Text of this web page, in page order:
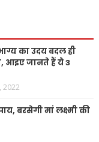
का उदय बदल ही
आइए जानते हैं ये 3
2022
बरसेगी मां लक्ष्मी की